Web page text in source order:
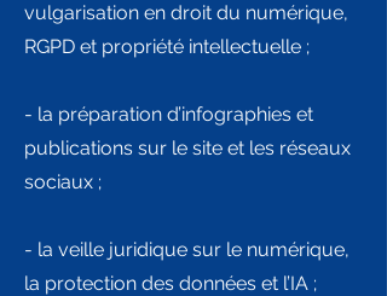
vulgarisation en droit du numérique,
RGPD et propriété intellectuelle ;
- la préparation d’infographies et
publications sur le site et les réseaux
sociaux ;
- la veille juridique sur le numérique,
la protection des données et l’IA ;